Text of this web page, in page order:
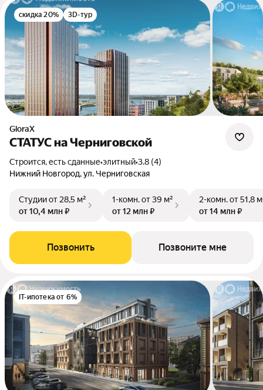
скидка 20% 3D-тур
GloraX
СТАТУС на Черниговской
Строится, есть сданные•элитный•3.8 (4)
Нижний Новгород, ул. Черниговская
Студииот 28,5 м²
от 10,4 млн ₽
1-комн.от 39 м²
от 12 млн ₽
2-комн.от 51,8
от 14 млн ₽
Позвонить Позвоните мне
IT-ипотека от 6%